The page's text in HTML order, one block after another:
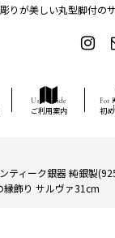
が美しい丸型脚付のサ
ご利用案内 初
ティーク銀器 純銀製
縁飾り サルヴァ31cm